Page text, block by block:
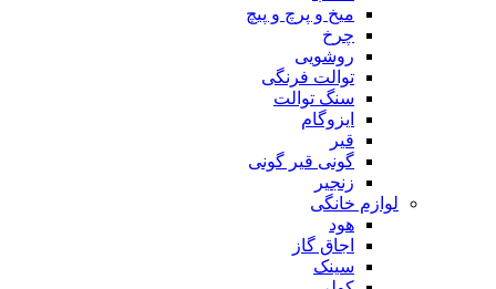
میخ و پرچ و پیچ
چرخ
روشویی
توالت فرنگی
سنگ توالت
ایزوگام
قیر
گونی قیر گونی
زنجیر
لوازم خانگی
هود
اجاق گاز
سینک